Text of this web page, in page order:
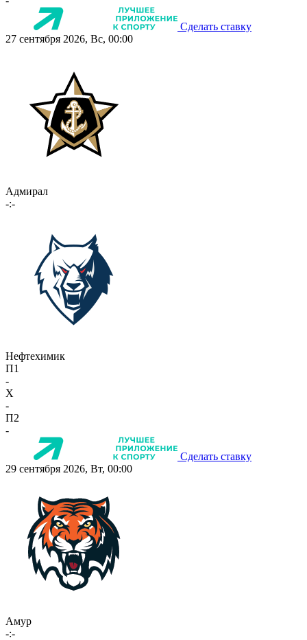
Сделать ставку
27 сентября 2026, Вс, 00:00
Адмирал
-:-
Нефтехимик
П1
-
X
-
П2
-
Сделать ставку
29 сентября 2026, Вт, 00:00
Амур
-:-